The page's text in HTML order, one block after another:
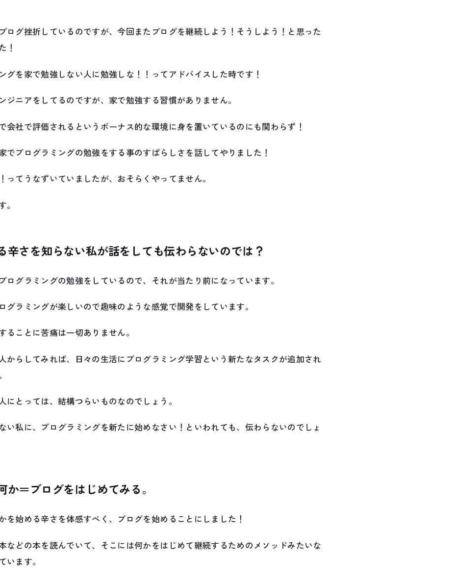
ログ挫折しているのですが、今回またブログを継続しよう！そうしよう！と思った
！
グを家で勉強しない人に勉強しな！！ってアドバイスした時です！
ジニアをしてるのですが、家で勉強する習慣がありません。
会社で評価されるというボーナス的な環境に身を置いているのにも関わらず！
でプログラミングの勉強をする事のすばらしさを話してやりました！
ってうなずいていましたが、おそらくやってません。
辛さを知らない私が話をしても伝わらないのでは？
ログラミングの勉強をしているので、それが当たり前になっています。
グラミングが楽しいので趣味のような感覚で開発をしています。
ることに苦痛は一切ありません。
からしてみれば、日々の生活にプログラミング学習という新たなタスクが追加され
にとっては、結構つらいものなのでしょう。
い私に、プログラミングを新たに始めなさい！といわれても、伝わらないのでしょ
か＝ブログをはじめてみる。
を始める辛さを体感すべく、ブログを始めることにしました！
などの本を読んでいて、そこには何かをはじめて継続するためのメソッドみたいな
います。